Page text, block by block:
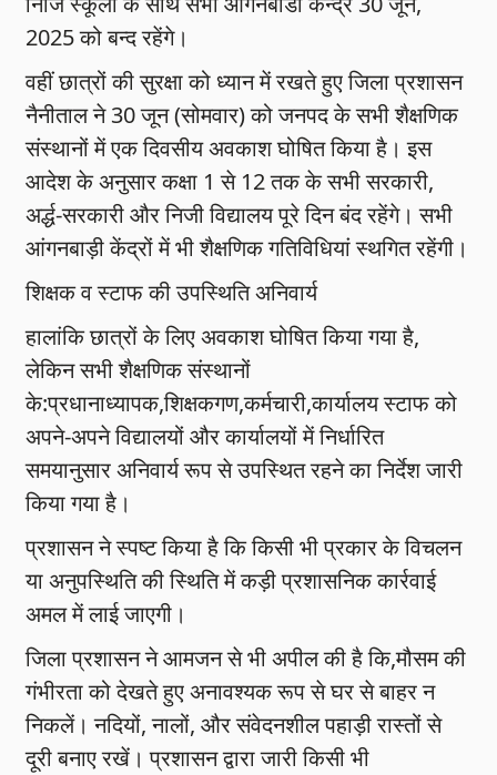
2025 को बन्द रहेंगे।
वहीं छात्रों की सुरक्षा को ध्यान में रखते हुए जिला प्रशासन
नैनीताल ने 30 जून (सोमवार) को जनपद के सभी शैक्षणिक
संस्थानों में एक दिवसीय अवकाश घोषित किया है। इस
आदेश के अनुसार कक्षा 1 से 12 तक के सभी सरकारी,
अर्द्ध-सरकारी और निजी विद्यालय पूरे दिन बंद रहेंगे। सभी
आंगनबाड़ी केंद्रों में भी शैक्षणिक गतिविधियां स्थगित रहेंगी।
शिक्षक व स्टाफ की उपस्थिति अनिवार्य
हालांकि छात्रों के लिए अवकाश घोषित किया गया है,
लेकिन सभी शैक्षणिक संस्थानों
के:प्रधानाध्यापक,शिक्षकगण,कर्मचारी,कार्यालय स्टाफ को
अपने-अपने विद्यालयों और कार्यालयों में निर्धारित
समयानुसार अनिवार्य रूप से उपस्थित रहने का निर्देश जारी
किया गया है।
प्रशासन ने स्पष्ट किया है कि किसी भी प्रकार के विचलन
या अनुपस्थिति की स्थिति में कड़ी प्रशासनिक कार्रवाई
अमल में लाई जाएगी।
जिला प्रशासन ने आमजन से भी अपील की है कि,मौसम की
गंभीरता को देखते हुए अनावश्यक रूप से घर से बाहर न
निकलें। नदियों, नालों, और संवेदनशील पहाड़ी रास्तों से
दूरी बनाए रखें। प्रशासन द्वारा जारी किसी भी